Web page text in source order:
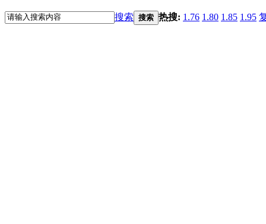
搜索 搜索 热搜: 1.76 1.80 1.85 1.95